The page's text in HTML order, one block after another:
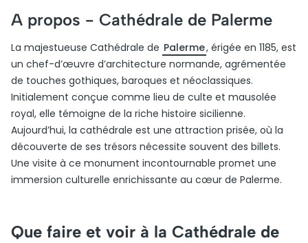
A propos - Cathédrale de Palerme
La majestueuse Cathédrale de Palerme, érigée en 1185, est
un chef-d’œuvre d’architecture normande, agrémentée
de touches gothiques, baroques et néoclassiques.
Initialement conçue comme lieu de culte et mausolée
royal, elle témoigne de la riche histoire sicilienne.
Aujourd’hui, la cathédrale est une attraction prisée, où la
découverte de ses trésors nécessite souvent des billets.
Une visite à ce monument incontournable promet une
immersion culturelle enrichissante au cœur de Palerme.
Que faire et voir à la Cathédrale de